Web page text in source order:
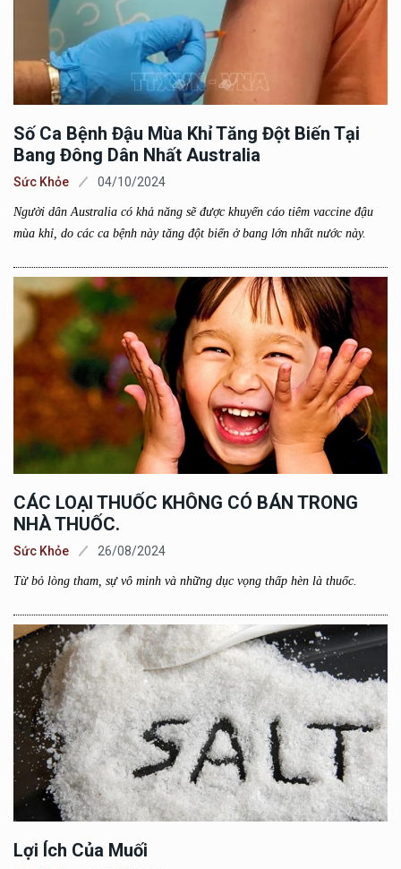
Số Ca Bệnh Đậu Mùa Khỉ Tăng Đột Biến Tại
Bang Đông Dân Nhất Australia
Sức Khỏe 04/10/2024
Người dân Australia có khả năng sẽ được khuyến cáo tiêm vaccine đậu
mùa khỉ, do các ca bệnh này tăng đột biến ở bang lớn nhất nước này.
CÁC LOẠI THUỐC KHÔNG CÓ BÁN TRONG
NHÀ THUỐC.
Sức Khỏe 26/08/2024
Từ bỏ lòng tham, sự vô minh và những dục vọng thấp hèn là thuốc.
Lợi Ích Của Muối